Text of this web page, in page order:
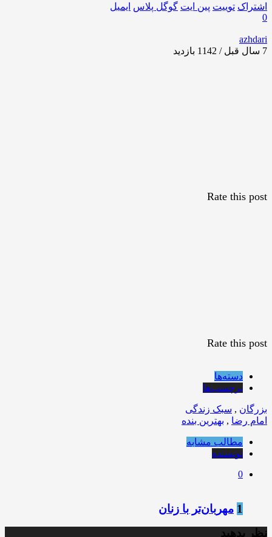
اشتراک توییت پین ایت گوگل‌ پلاس ایمیل
0
azhdari
7 سال قبل / 1142
بازدید
Rate this post
Rate this post
دسته‌ها
برچسب‌ها
بزرگان , سبک زندگی
امام رضا , بهترین بنده
مطالب مشابه
نویسنده
0
1 مهربان‌تر با زنان
نظر بدهید